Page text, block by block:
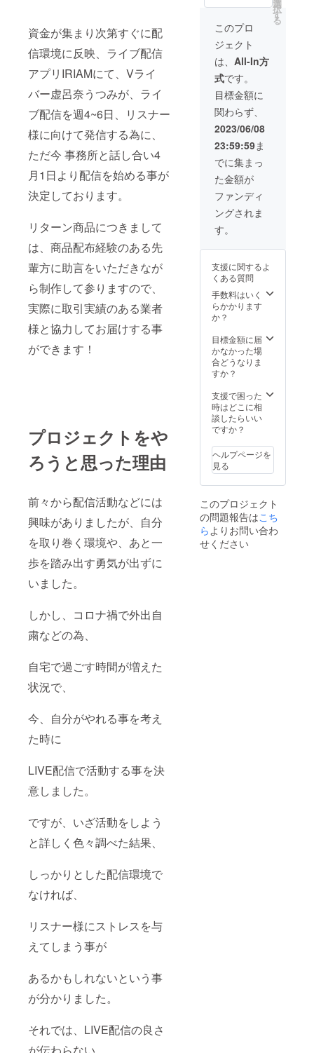
資金が集まり次第すぐに配
信環境に反映、ライブ配信
アプリIRIAMにて、Vライ
バー虚呂奈うつみが、ライ
ブ配信を週4~6日、リスナー
様に向けて発信する為に、
ただ今 事務所と話し合い4
月1日より配信を始める事が
決定しております。
リターン商品につきまして
は、商品配布経験のある先
輩方に助言をいただきなが
ら制作して参りますので、
実際に取引実績のある業者
様と協力してお届けする事
ができます！
プロジェクトをや
ろうと思った理由
前々から配信活動などには
興味がありましたが、自分
を取り巻く環境や、あと一
歩を踏み出す勇気が出ずに
いました。
しかし、コロナ禍で外出自
粛などの為、
自宅で過ごす時間が増えた
状況で、
今、自分がやれる事を考え
た時に
LIVE配信で活動する事を決
意しました。
ですが、いざ活動をしよう
と詳しく色々調べた結果、
しっかりとした配信環境で
なければ、
リスナー様にストレスを与
えてしまう事が
あるかもしれないという事
が分かりました。
それでは、LIVE配信の良さ
選
択
す
る
このプロ
ジェクト
は、 All-In方
式です。
目標金額に
関わらず、
2023/06/08
23:59:59ま
でに集まっ
た金額が
ファンディ
ングされま
す。
支援に関するよ
くある質問
手数料はいく
らかかります
か？
目標金額に届
かなかった場
合どうなりま
すか？
支援で困った
時はどこに相
談したらいい
ですか？
ヘルプページを
見る
このプロジェクト
の問題報告はこち
らよりお問い合わ
せください